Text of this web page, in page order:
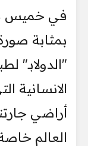
في خميس
بمثابة
"الدولابـ"
الانسانية
أراضي
العالم